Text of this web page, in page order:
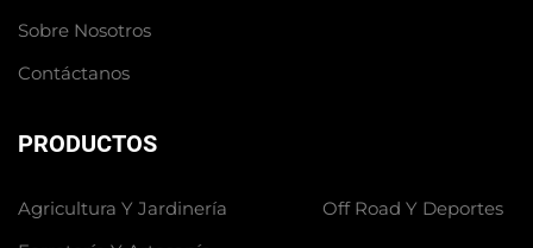
Sobre Nosotros
Contáctanos
PRODUCTOS
Agricultura Y Jardinería
Off Road Y Deportes